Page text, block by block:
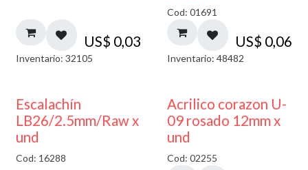
US$ 0,03
Inventario: 32105
Cod: 01691
US$ 0,06
Inventario: 48482
Escalachín
LB26/2.5mm/Raw x
und
Cod: 16288 50% DESCUENTO
Acrilico corazon U-
09 rosado 12mm x
und
Cod: 02255